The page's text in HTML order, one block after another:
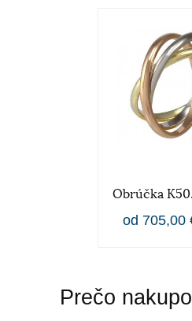
Obrúčka
od 705,00
Prečo